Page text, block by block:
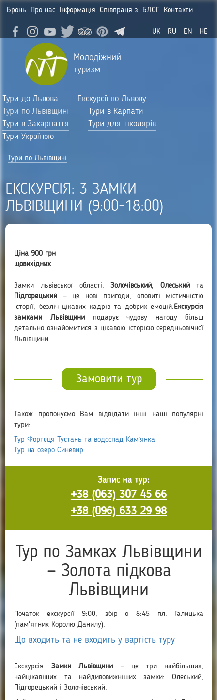
Бронь Про нас Інформація Співпраця з БЛОГ Контакти
UK RU EN HE
Молодіжний
туризм
Тури до Львова
Екскурсії по Львову
Тури по Львівщині
Тури в Карпати
Тури в Закарпаття
Тури для школярів
Тури Україною
Тури по Львівщині
ЕКСКУРСІЯ: 3 ЗАМКИ
ЛЬВІВЩИНИ (9:00-18:00)
Ціна 900 грн
щовихідних
Замки львівської області:Золочівський, Олеськийта
Підгорецький — це нові пригоди, оповиті містичністю
історії, безліч цікавих кадрів та добрих емоцій.Екскурсія
замками Львівщини подарує чудову нагоду більш
детально ознайомитися з цікавою історією середньовічної
Львівщини.
Замовити тур
Також пропонуємо Вам відвідати інші наші популярні
тури:
Тур Фортеця Тустань та водоспад Кам`янка
Тур на озеро Синевир
Запис на тур:
+38 (063) 307 45 66
+38 (096) 633 29 98
Тур по Замках Львівщини
— Золота підкова
Львівщини
Початок екскурсії 9:00, збір о 8:45 пл. Галицька
(пам'ятник Королю Данилу).
Що входить та не входить у вартість туру
Екскурсія Замки Львівщини— це три найбільших,
найцікавіших та найдивовижніших замки: Олеський,
Підгорецький і Золочівський.